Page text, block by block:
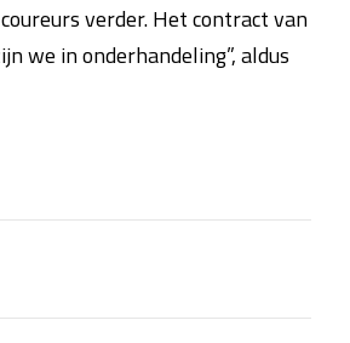
verder. Het contract van
we in onderhandeling”, aldus